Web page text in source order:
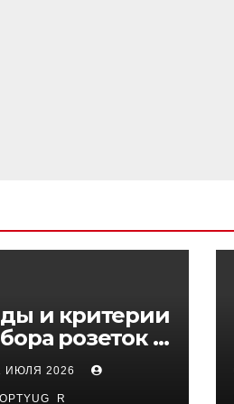
и критерии
розеток и
ИЮЛЯ 2026